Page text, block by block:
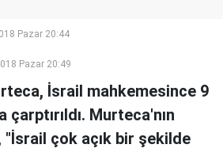
Pazar 20:44
Pazar 20:49
İsrail mahkemesince 9
çarptırıldı. Murteca'nın
"İsrail çok açık bir şekilde